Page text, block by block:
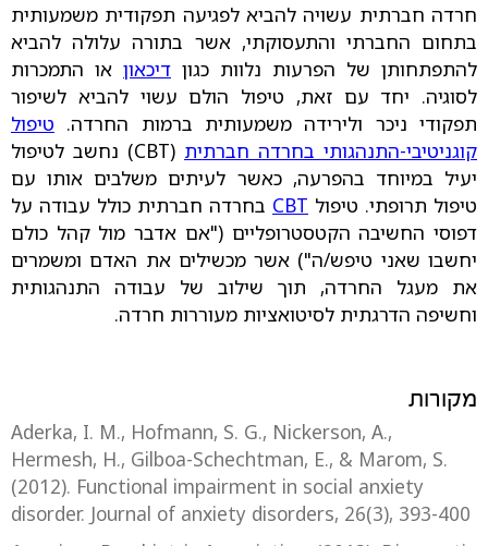
חרדה חברתית עשויה להביא לפגיעה תפקודית משמעותית
בתחום החברתי והתעסוקתי, אשר בתורה עלולה להביא
להתפתחותן של הפרעות נלוות כגון דיכאון או התמכרות
לסוגיה. יחד עם זאת, טיפול הולם עשוי להביא לשיפור
תפקודי ניכר ולירידה משמעותית ברמות החרדה. טיפול
קוגניטיבי-התנהגותי בחרדה חברתית
(CBT) נחשב לטיפול
יעיל במיוחד בהפרעה, כאשר לעיתים משלבים אותו עם
טיפול תרופתי. טיפול CBT בחרדה חברתית כולל עבודה על
דפוסי החשיבה הקטסטרופליים ("אם אדבר מול קהל כולם
יחשבו שאני טיפש/ה") אשר מכשילים את האדם ומשמרים
את מעגל החרדה, תוך שילוב של עבודה התנהגותית
וחשיפה הדרגתית לסיטואציות מעוררות חרדה.
מקורות
Aderka, I. M., Hofmann, S. G., Nickerson, A.,
Hermesh, H., Gilboa-Schechtman, E., & Marom, S.
(2012). Functional impairment in social anxiety
disorder. Journal of anxiety disorders, 26(3), 393-400